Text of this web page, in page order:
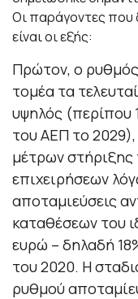
Οι παράγοντες που
είναι οι εξής:
Πρώτον, ο
τομέα τα
υψηλός (περίπου
του ΑΕΠ το
μέτρων στήριξης
επιχειρήσεων
αποταμιεύσεις
καταθέσεων του
ευρώ – δηλαδή
του 2020. Η
ρυθμού